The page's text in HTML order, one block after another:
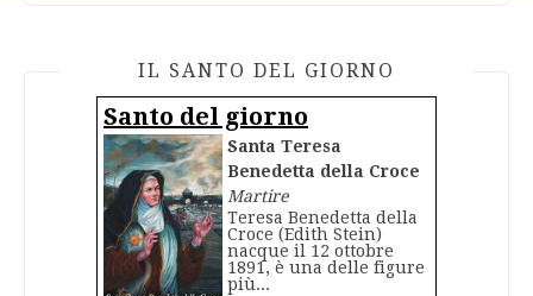
IL SANTO DEL GIORNO
Santo del giorno
Santa Teresa
Benedetta della Croce
Martire
Teresa Benedetta della
Croce (Edith Stein)
nacque il 12 ottobre
1891, è una delle figure
più...